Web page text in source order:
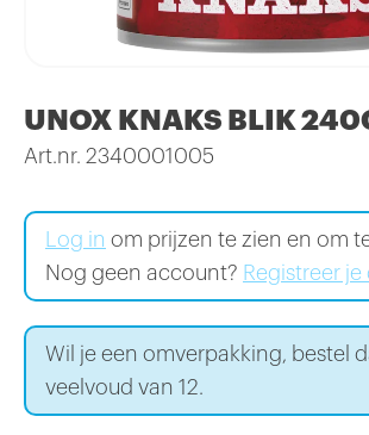
UNOX KNAKS BLIK
Art.nr. 2340001005
Log in om prijzen te zien en om
Nog geen account? Registreer
Wil je een omverpakking, bestel
veelvoud van 12.